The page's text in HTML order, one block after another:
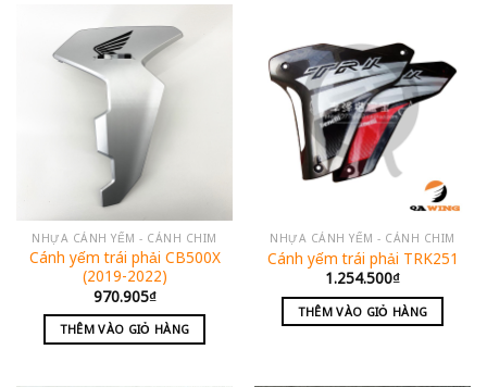
NHỰA CÁNH YẾM - CÁNH CHIM
Cánh yếm trái phải CB500X
(2019-2022)
970.905₫
THÊM VÀO GIỎ HÀNG
NHỰA CÁNH YẾM - CÁNH CHIM
Cánh yếm trái phải TRK251
1.254.500₫
THÊM VÀO GIỎ HÀNG